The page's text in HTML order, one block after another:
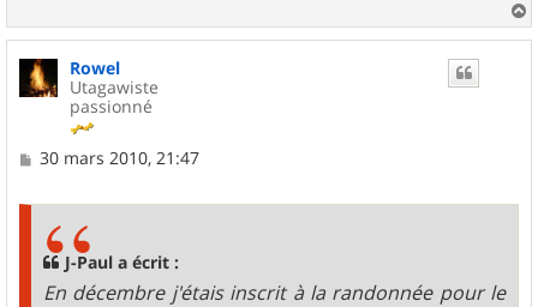
a
Rowel
Utagawiste
passionné
M
30 mars 2010, 21:47
J-Paul a écrit :
En décembre j'étais inscrit à la randonnée pour le